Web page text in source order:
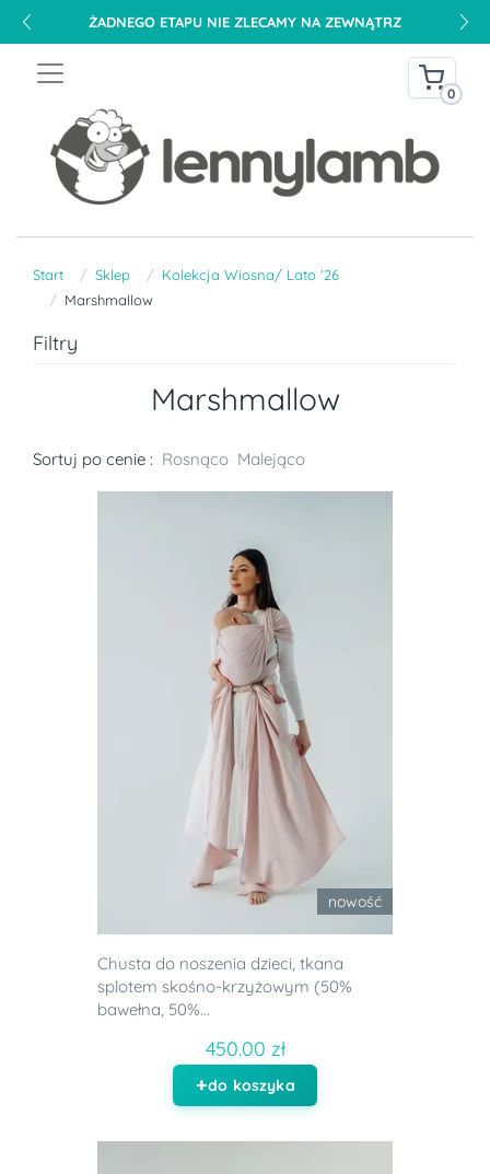
ŻADNEGO ETAPU NIE ZLECAMY NA ZEWNĄTRZ
0
Start Sklep
Kolekcja Wiosna/ Lato '26
Marshmallow
Filtry
Marshmallow
Sortuj po cenie : Rosnąco Malejąco
nowość
Chusta do noszenia dzieci, tkana
splotem skośno-krzyżowym (50%
bawełna, 50%...
450.00 zł
do koszyka